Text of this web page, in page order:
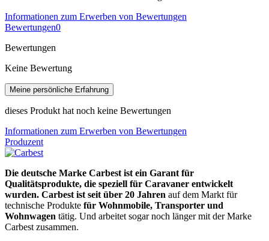
Informationen zum Erwerben von Bewertungen
Bewertungen0
Bewertungen
Keine Bewertung
Meine persönliche Erfahrung
dieses Produkt hat noch keine Bewertungen
Informationen zum Erwerben von Bewertungen
Produzent
Die deutsche Marke Carbest ist ein Garant für
Qualitätsprodukte, die speziell für Caravaner entwickelt
wurden. Carbest ist seit über 20 Jahren auf dem Markt für
technische Produkte für Wohnmobile, Transporter und
Wohnwagen tätig. Und arbeitet sogar noch länger mit der Marke
Carbest zusammen.